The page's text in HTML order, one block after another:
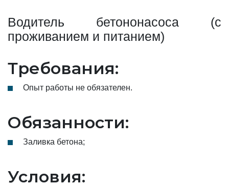
Водитель бетононасоса (с
проживанием и питанием)
Требования:
Опыт работы не обязателен.
Обязанности:
Заливка бетона;
Условия: